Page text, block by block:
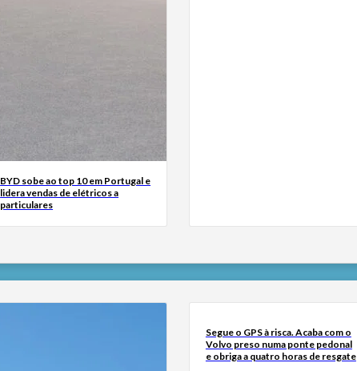
BYD sobe ao top 10 em Portugal e
lidera vendas de elétricos a
particulares
Segue o GPS à risca. Acaba com o
Volvo preso numa ponte pedonal
e obriga a quatro horas de resgate